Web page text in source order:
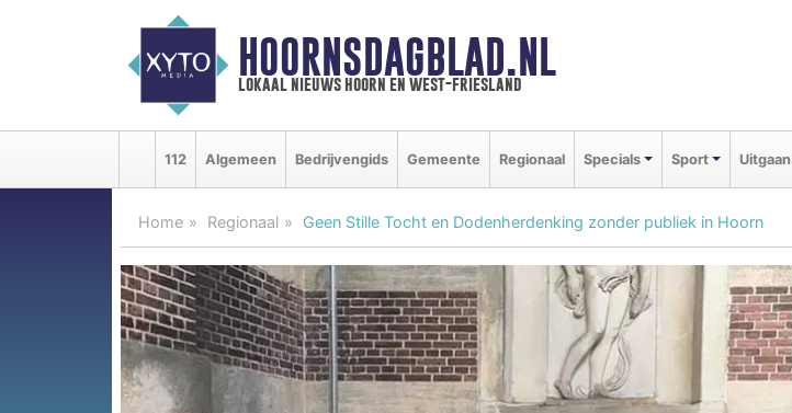
HOORNSDAGBLAD.NL
lokaal nieuws hoorn en west-friesland
112 Algemeen Bedrijvengids Gemeente Regionaal Specials Sport Uitgaan
Home Regionaal Geen Stille Tocht en Dodenherdenking zonder publiek in Hoorn